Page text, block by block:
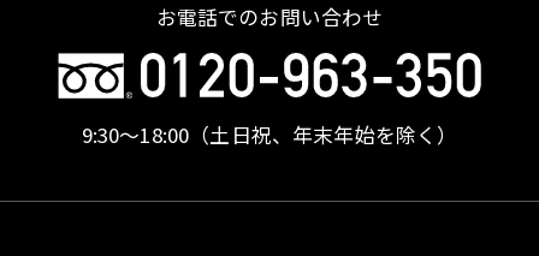
お電話でのお問い合わせ
9:30〜18:00 （土日祝、年末年始を除く）